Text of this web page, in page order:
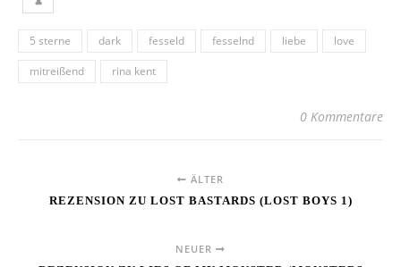
5 sterne dark fesseld fesselnd liebe
love
mitreißend
rina kent
0 Kommentare
ÄLTER
REZENSION ZU LOST BASTARDS (LOST BOYS 1)
NEUER